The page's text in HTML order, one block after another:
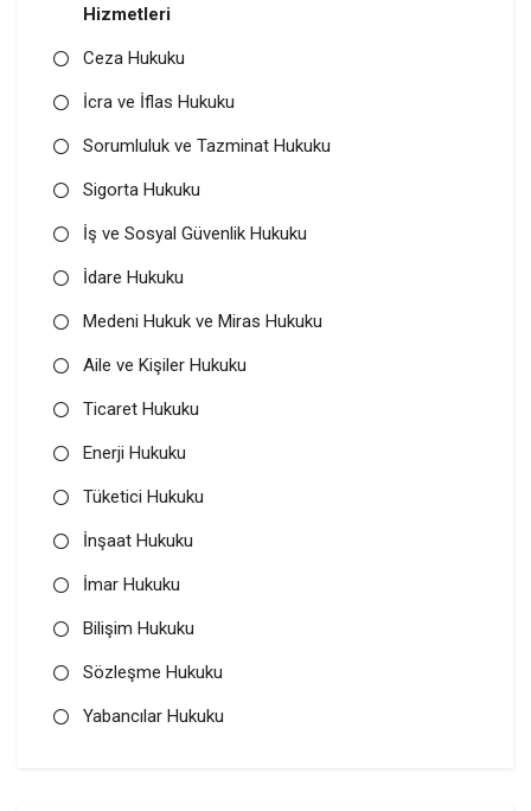
Hizmetleri
Ceza Hukuku
İcra ve İflas Hukuku
Sorumluluk ve Tazminat Hukuku
Sigorta Hukuku
İş ve Sosyal Güvenlik Hukuku
İdare Hukuku
Medeni Hukuk ve Miras Hukuku
Aile ve Kişiler Hukuku
Ticaret Hukuku
Enerji Hukuku
Tüketici Hukuku
İnşaat Hukuku
İmar Hukuku
Bilişim Hukuku
Sözleşme Hukuku
Yabancılar Hukuku